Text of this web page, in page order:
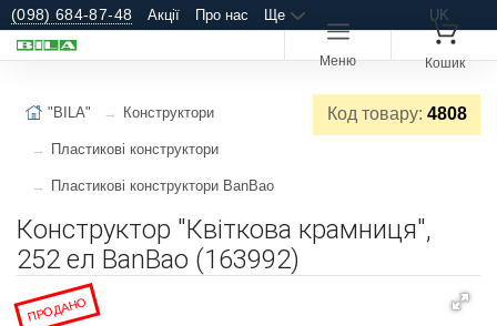
(098) 684-87-48 Акції Про нас Ще UK
Меню Кошик
Код товару: 4808
"BILA" Конструктори
Пластикові конструктори
Пластикові конструктори BanBao
Конструктор "Квіткова крамниця",
252 ел BanBao (163992)
ПРОДАНО